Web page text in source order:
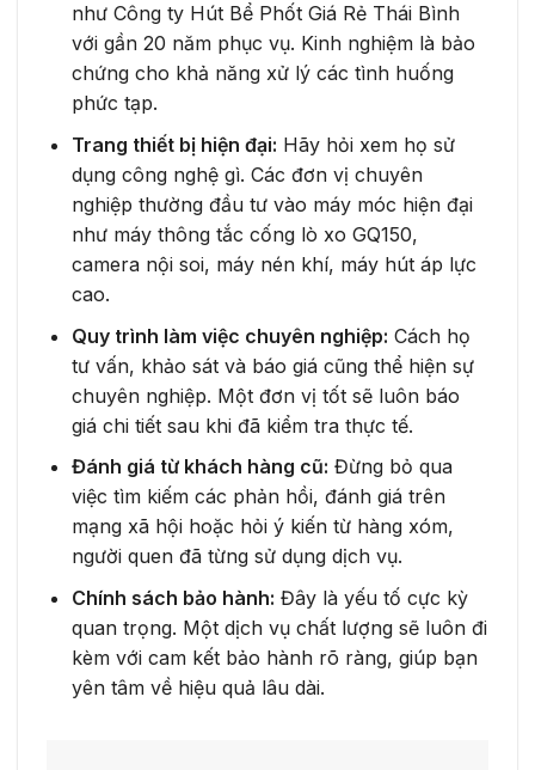
như Công ty Hút Bể Phốt Giá Rẻ Thái Bình
với gần 20 năm phục vụ. Kinh nghiệm là bảo
chứng cho khả năng xử lý các tình huống
phức tạp.
Trang thiết bị hiện đại: Hãy hỏi xem họ sử
dụng công nghệ gì. Các đơn vị chuyên
nghiệp thường đầu tư vào máy móc hiện đại
như máy thông tắc cống lò xo GQ150,
camera nội soi, máy nén khí, máy hút áp lực
cao.
Quy trình làm việc chuyên nghiệp: Cách họ
tư vấn, khảo sát và báo giá cũng thể hiện sự
chuyên nghiệp. Một đơn vị tốt sẽ luôn báo
giá chi tiết sau khi đã kiểm tra thực tế.
Đánh giá từ khách hàng cũ: Đừng bỏ qua
việc tìm kiếm các phản hồi, đánh giá trên
mạng xã hội hoặc hỏi ý kiến từ hàng xóm,
người quen đã từng sử dụng dịch vụ.
Chính sách bảo hành: Đây là yếu tố cực kỳ
quan trọng. Một dịch vụ chất lượng sẽ luôn đi
kèm với cam kết bảo hành rõ ràng, giúp bạn
yên tâm về hiệu quả lâu dài.